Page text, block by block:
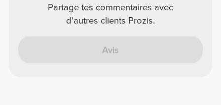
Partage tes commentaires avec
d'autres clients Prozis.
Avis